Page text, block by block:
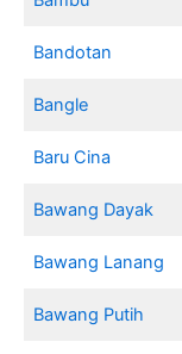
Bandotan
Bangle
Baru Cina
Bawang Dayak
Bawang Lanang
Bawang Putih